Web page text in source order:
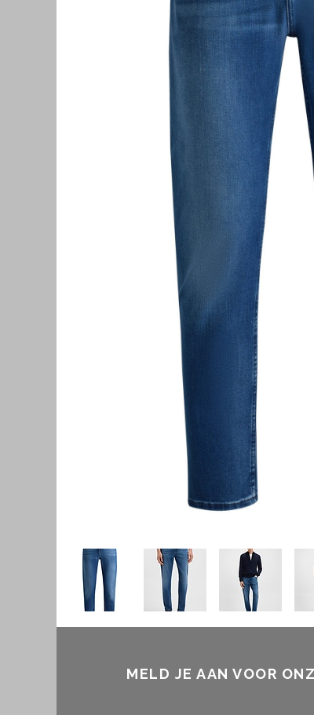
MELD JE AAN VOOR